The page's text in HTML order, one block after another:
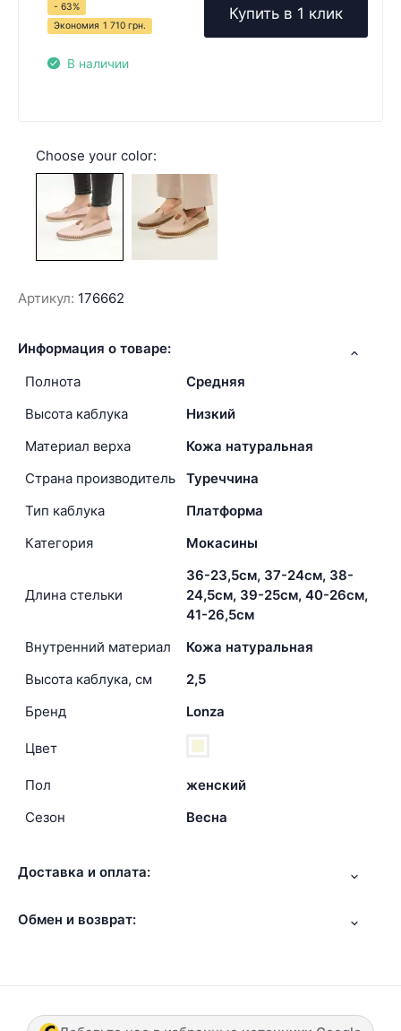
- 63%
Экономия 1 710 грн.
В наличии
Купить в 1 клик
Choose your color:
Артикул: 176662
Информация о товаре:
Полнота
Средняя
Высота каблука
Низкий
Материал верха
Кожа натуральная
Страна производитель
Туреччина
Тип каблука
Платформа
Категория
Мокасины
Длина стельки
36-23,5см, 37-24см, 38-
24,5см, 39-25см, 40-26см,
41-26,5см
Внутренний материал
Кожа натуральная
Высота каблука, см
2,5
Бренд
Lonza
Цвет
Пол
женский
Сезон
Весна
Доставка и оплата:
Обмен и возврат: